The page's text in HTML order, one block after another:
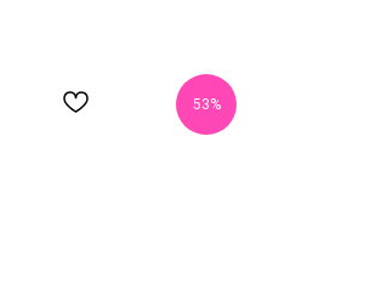
53%